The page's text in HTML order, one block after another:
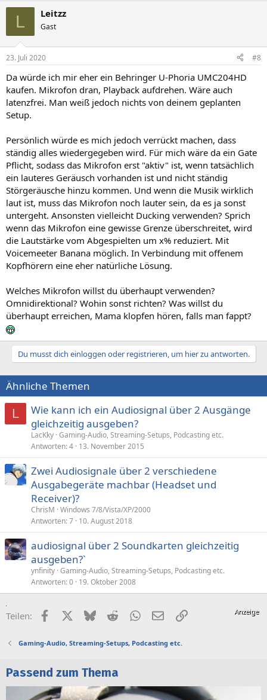
L Leitzz
Gast
23. Juli 2020 #8
Da würde ich mir eher ein Behringer U-Phoria UMC204HD
kaufen. Mikrofon dran, Playback aufdrehen. Wäre auch
latenzfrei. Man weiß jedoch nichts von deinem geplanten
Setup.
Persönlich würde es mich jedoch verrückt machen, dass
ständig alles wiedergegeben wird. Für mich wäre da ein Gate
Pflicht, sodass das Mikrofon erst "aktiv" ist, wenn tatsächlich
ein lauteres Geräusch vorhanden ist und nicht ständig
Störgeräusche hinzu kommen. Und wenn die Musik wirklich
laut ist, muss das Mikrofon noch lauter sein, da es ja sonst
untergeht. Ansonsten vielleicht Ducking verwenden? Sprich
wenn das Mikrofon eine gewisse Grenze überschreitet, wird
die Lautstärke vom Abgespielten um x% reduziert. Mit
Voicemeeter Banana möglich. In Verbindung mit offenem
Kopfhörern eine eher natürliche Lösung.
Welches Mikrofon willst du überhaupt verwenden?
Omnidirektional? Wohin sonst richten? Was willst du
überhaupt erreichen, Mama klopfen hören, falls man fappt?
Du musst dich einloggen oder registrieren, um hier zu antworten.
Ähnliche Themen
L
Wie kann ich ein Audiosignal über 2 Ausgänge
gleichzeitig ausgeben?
LacKky Gaming-Audio, Streaming-Setups, Podcasting etc.
Antworten 4 13. November 2015
Zwei Audiosignale über 2 verschiedene
Ausgabegeräte machbar (Headset und
Receiver)?
ChrisM Windows 7/8/Vista/XP/2000
Antworten 7 10. August 2018
audiosignal über 2 Soundkarten gleichzeitig
ausgeben?`
ynfinity Gaming-Audio, Streaming-Setups, Podcasting etc.
Antworten 0 19. Oktober 2008
Teilen: FacebookX (Twitter)
BlueskyRedditWhatsApp
E-MailLink
Gaming-Audio, Streaming-Setups, Podcasting etc.
Passend zum Thema